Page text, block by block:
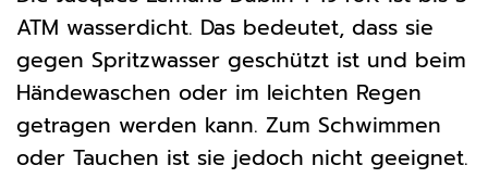
ATM wasserdicht. Das bedeutet, dass sie
gegen Spritzwasser geschützt ist und beim
Händewaschen oder im leichten Regen
getragen werden kann. Zum Schwimmen
oder Tauchen ist sie jedoch nicht geeignet.